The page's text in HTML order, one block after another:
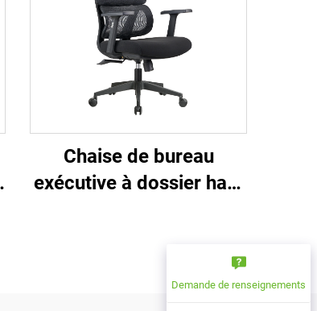
Chaise de bureau
exécutive à dossier haut
conférence BossDemande de renseignements